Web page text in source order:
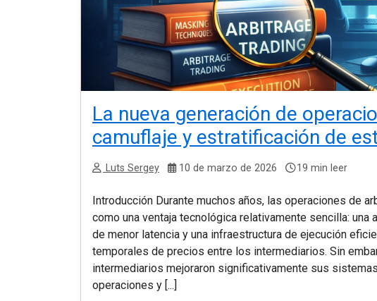
La nueva generación de
camuflaje y estratificación de
Luts Sergey 10 de marzo de 2026 19 min leer
Introducción Durante muchos años, las operaciones de
como una ventaja tecnológica relativamente sencilla:
de menor latencia y una infraestructura de ejecución
temporales de precios entre los intermediarios. Sin
intermediarios mejoraron significativamente sus
operaciones y [...]